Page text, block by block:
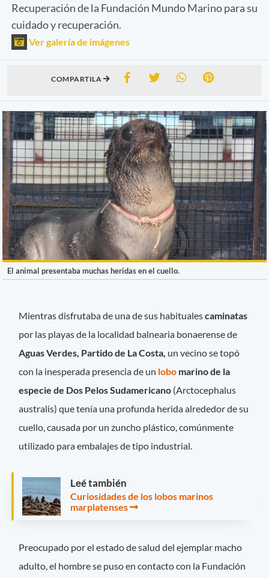
Recuperación de la Fundación Mundo Marino para su
cuidado y recuperación.
Ver galería de imágenes
COMPARTILA
El animal presentaba muchas heridas en el cuello.
Mientras disfrutaba de una de sus habitualescaminatas
por las playas de la localidad balnearia bonaerense de
Aguas Verdes, Partido de La Costa, un vecino se topó
con la inesperada presencia de un lobo marino de la
especie de Dos Pelos Sudamericano (Arctocephalus
australis) que tenía una profunda herida alrededor de su
cuello, causada por un zuncho plástico, comúnmente
utilizado para embalajes de tipo industrial.
Leé también
Curiosidades de los lobos marinos
marplatenses
Preocupado por el estado de salud del ejemplar macho
adulto, el hombre se puso en contacto con la Fundación